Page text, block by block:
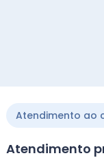
Atendimento ao
Atendimento